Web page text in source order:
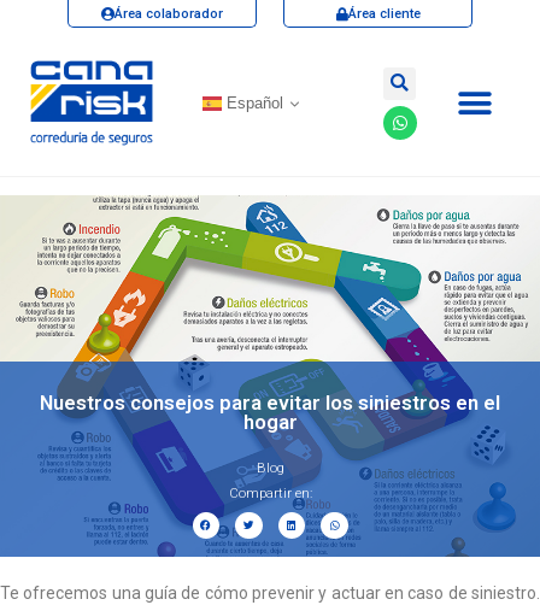
Área colaborador Área cliente
Español
Nuestros consejos para evitar los siniestros en el
hogar
Blog
Compartir en:
Te ofrecemos una guía de cómo prevenir y actuar en caso de siniestro.